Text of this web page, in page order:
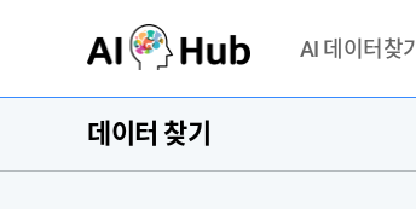
AI 데이터찾기
기관 제공 데이터
데이터 찾기